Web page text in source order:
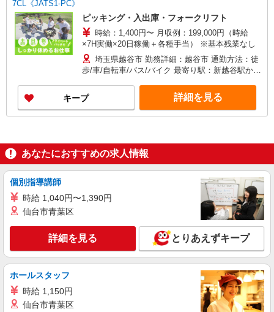
7CL《JATS1-PC》
ピッキング・入出庫・フォークリフト
時給：1,400円〜 月収例：199,000円（時給
×7H実働×20日稼働＋各種手当） ※基本残業なし
埼玉県越谷市 勤務詳細：越谷市 通勤方法：徒
歩/車/自転車/バス/バイク 最寄り駅：新越谷駅から
キープ 詳細を見る
あなたにおすすめの求人情報
個別指導講師
時給 1,040円〜1,390円
仙台市青葉区
詳細を見る とりあえずキープ
ホールスタッフ
時給 1,150円
仙台市青葉区